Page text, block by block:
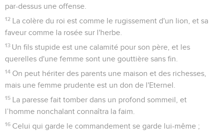
par-dessus une offense.
12 La colère du roi est comme le rugissement d'un lion, et sa
faveur comme la rosée sur l'herbe.
13 Un fils stupide est une calamité pour son père, et les
querelles d'une femme sont une gouttière sans fin.
14 On peut hériter des parents une maison et des richesses,
mais une femme prudente est un don de l'Eternel.
15 La paresse fait tomber dans un profond sommeil, et
l’homme nonchalant connaîtra la faim.
16 Celui qui garde le commandement se garde lui-même ;